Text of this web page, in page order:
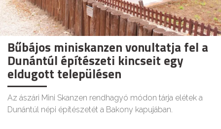
Bűbájos miniskanzen vonultatja fel a
Dunántúl építészeti kincseit egy
eldugott településen
Az ászári Mini Skanzen rendhagyó módon tárja elétek a
Dunántúl népi építészetét a Bakony kapujában.